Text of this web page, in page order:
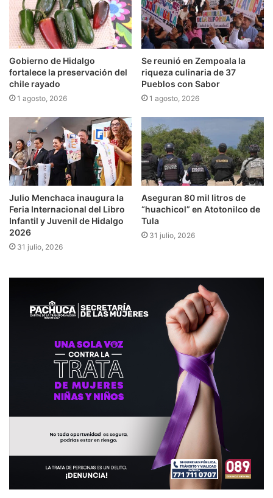
Gobierno de Hidalgo
fortalece la preservación del
chile rayado
1 agosto, 2026
Se reunió en Zempoala la
riqueza culinaria de 37
Pueblos con Sabor
1 agosto, 2026
Julio Menchaca inaugura la
Feria Internacional del Libro
Infantil y Juvenil de Hidalgo
2026
31 julio, 2026
Aseguran 80 mil litros de
“huachicol” en Atotonilco de
Tula
31 julio, 2026